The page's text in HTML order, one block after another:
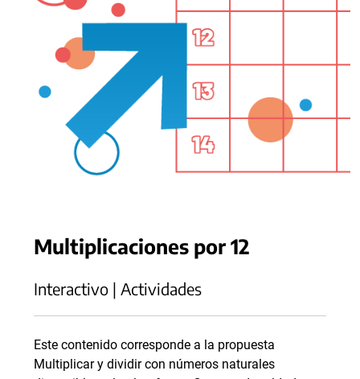
Multiplicaciones por 12
Interactivo | Actividades
Este contenido corresponde a la propuesta
Multiplicar y dividir con números naturales